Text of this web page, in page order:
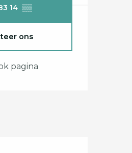
66 83 14 ▒▒
ons
pagina